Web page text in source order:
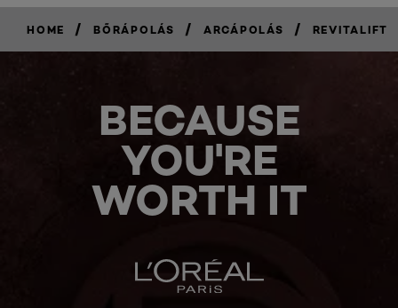
HOME / BŐRÁPOLÁS / ARCÁPOLÁS / REVITALIFT
BECAUSE
YOU'RE
WORTH IT